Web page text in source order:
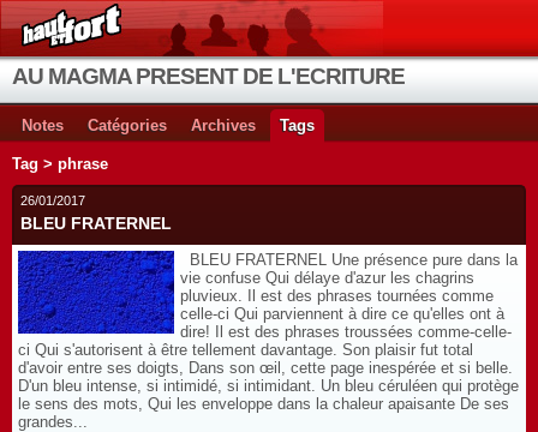
AU MAGMA PRESENT DE L'ECRITURE
Notes Catégories Archives Tags
Tag > phrase
26/01/2017
BLEU FRATERNEL
BLEU FRATERNEL Une présence pure dans la
vie confuse Qui délaye d'azur les chagrins
pluvieux. Il est des phrases tournées comme
celle-ci Qui parviennent à dire ce qu'elles ont à
dire! Il est des phrases troussées comme-celle-
ci Qui s'autorisent à être tellement davantage. Son plaisir fut total
d'avoir entre ses doigts, Dans son œil, cette page inespérée et si belle.
D'un bleu intense, si intimidé, si intimidant. Un bleu céruléen qui protège
le sens des mots, Qui les enveloppe dans la chaleur apaisante De ses
grandes...